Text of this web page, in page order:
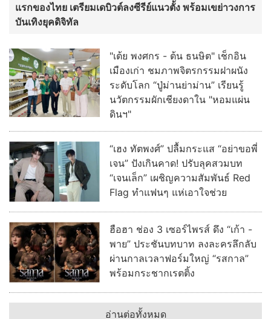
แรกของไทย เตรียมเดบิวต์ลงซีรีย์แนวตั้ง พร้อมเขย่าวงการ
บันเทิงยุคดิจิทัล
"เต้ย พงศกร - ต้น ธนษิต" เช็กอิน
เมืองเก่า ชมภาพจิตรกรรมฝาผนัง
ระดับโลก “ปู่ม่านย่าม่าน” เรียนรู้
นวัตกรรมผักเชียงดาใน "หอมแผ่น
ดินฯ"
“เฮง ทัตพงศ์” ปลื้มกระแส “อย่าขอพี่
เจน” ปังเกินคาด! ปรับลุคสวมบท
“เจนเล็ก” เผชิญความสัมพันธ์ Red
Flag ทำแฟนๆ แห่เอาใจช่วย
ฮือฮา ช่อง 3 เซอร์ไพรส์ ดึง “เก้า -
พาย” ประชันบทบาท ลงละครลึกลับ
ผ่านกาลเวลาฟอร์มใหญ่ “รสกาล”
พร้อมกระชากเรตติ้ง
อ่านต่อทั้งหมด